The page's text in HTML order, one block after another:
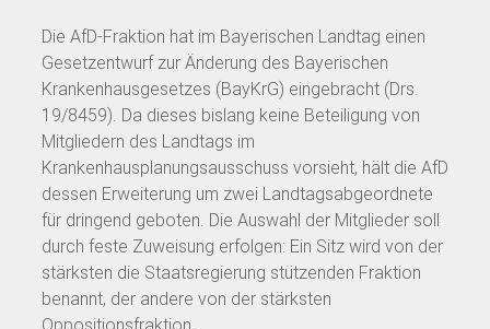
Die AfD-Fraktion hat im Bayerischen Landtag einen
Gesetzentwurf zur Änderung des Bayerischen
Krankenhausgesetzes (BayKrG) eingebracht (Drs.
19/8459). Da dieses bislang keine Beteiligung von
Mitgliedern des Landtags im
Krankenhausplanungsausschuss vorsieht, hält die AfD
dessen Erweiterung um zwei Landtagsabgeordnete
für dringend geboten. Die Auswahl der Mitglieder soll
durch feste Zuweisung erfolgen: Ein Sitz wird von der
stärksten die Staatsregierung stützenden Fraktion
benannt, der andere von der stärksten
Oppositionsfraktion.